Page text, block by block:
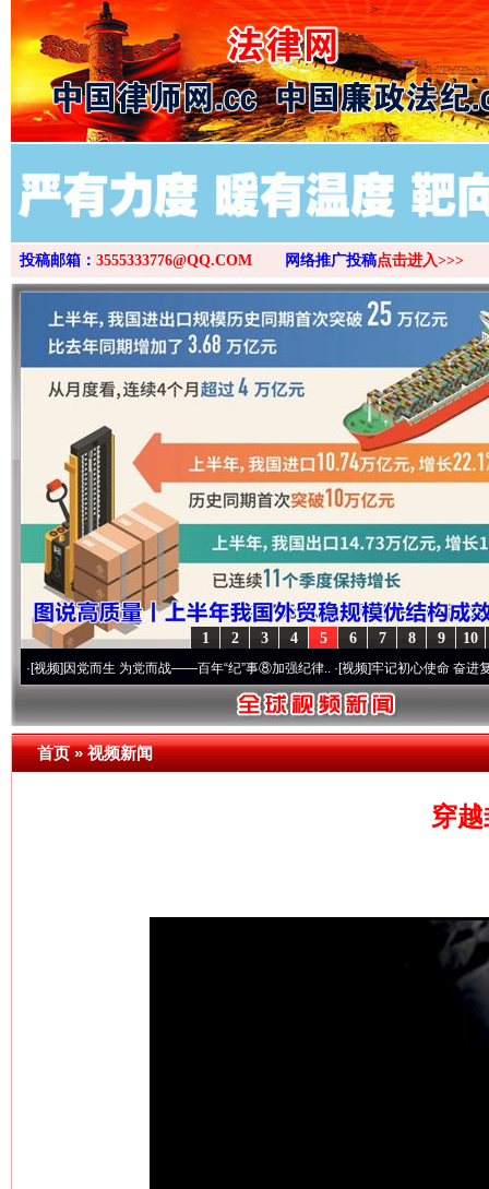
>
投稿邮箱： 3555333776@QQ.COM 网络推广投稿点击进入>>>
10
9
8
7
6
5
4
3
2
1
因党而生 为党而战——百年“纪”事⑧加强纪律..·[视频]牢记初心使命 奋进复兴征程丨
首页»视频新闻
穿